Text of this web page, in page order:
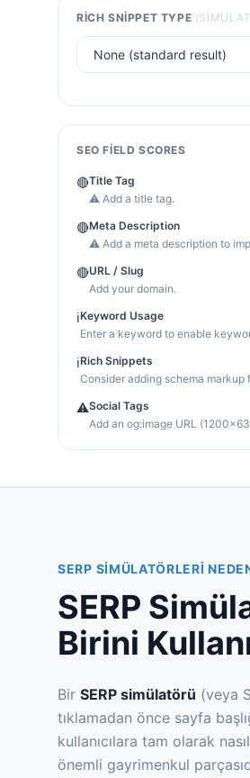
RICH SNIPPET TYPE
SEO FIELD SCORES
🔴Title Tag
⚠ Add a title tag.
🔴Meta Description
⚠ Add a meta description to
🔴URL / Slug
Add your domain.
ℹ️Keyword Usage
Enter a keyword to enable
ℹ️Rich Snippets
Consider adding schema markup
⚠️Social Tags
Add an og:image URL
SERP SIMÜLATÖRLERI
SERP
Birini
Bir SERP simülatörü (veya
tıklamadan önce sayfa
kullanıcılara tam olarak
önemli gayrimenkul